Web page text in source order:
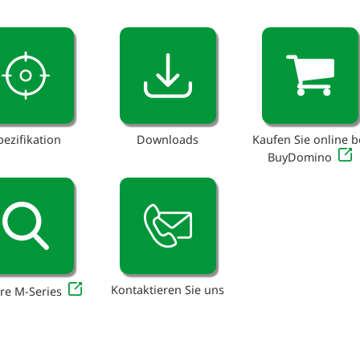
Downloads
Kaufen Sie online
BuyDomino
M-Series Kontaktieren Sie uns